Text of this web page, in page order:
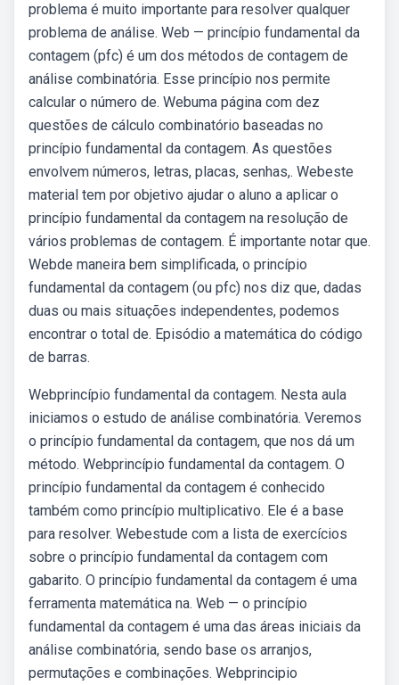
problema é muito importante para resolver qualquer
problema de análise. Web — princípio fundamental da
contagem (pfc) é um dos métodos de contagem de
análise combinatória. Esse princípio nos permite
calcular o número de. Webuma página com dez
questões de cálculo combinatório baseadas no
princípio fundamental da contagem. As questões
envolvem números, letras, placas, senhas,. Webeste
material tem por objetivo ajudar o aluno a aplicar o
princípio fundamental da contagem na resolução de
vários problemas de contagem. É importante notar que.
Webde maneira bem simplificada, o princípio
fundamental da contagem (ou pfc) nos diz que, dadas
duas ou mais situações independentes, podemos
encontrar o total de. Episódio a matemática do código
de barras.
Webprincípio fundamental da contagem. Nesta aula
iniciamos o estudo de análise combinatória. Veremos
o princípio fundamental da contagem, que nos dá um
método. Webprincípio fundamental da contagem. O
princípio fundamental da contagem é conhecido
também como princípio multiplicativo. Ele é a base
para resolver. Webestude com a lista de exercícios
sobre o princípio fundamental da contagem com
gabarito. O princípio fundamental da contagem é uma
ferramenta matemática na. Web — o princípio
fundamental da contagem é uma das áreas iniciais da
análise combinatória, sendo base os arranjos,
permutações e combinações. Webprincipio